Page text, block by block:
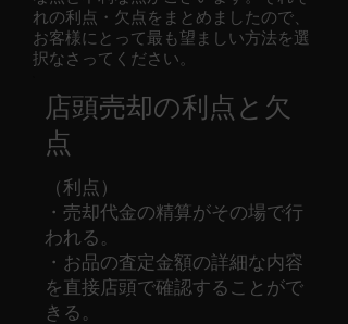
れの利点・欠点をまとめましたので、
お客様にとって最も望ましい方法を選
択なさってください。
店頭売却の利点と欠
点
（利点）
・売却代金の精算がその場で行
われる。
・お品の査定金額の詳細な内容
を直接店頭で確認することがで
きる。